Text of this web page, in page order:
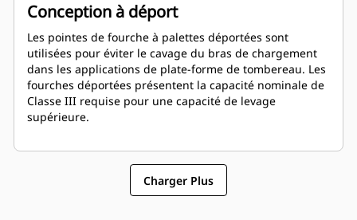
Conception à déport
Les pointes de fourche à palettes déportées sont
utilisées pour éviter le cavage du bras de chargement
dans les applications de plate-forme de tombereau. Les
fourches déportées présentent la capacité nominale de
Classe III requise pour une capacité de levage
supérieure.
Charger Plus